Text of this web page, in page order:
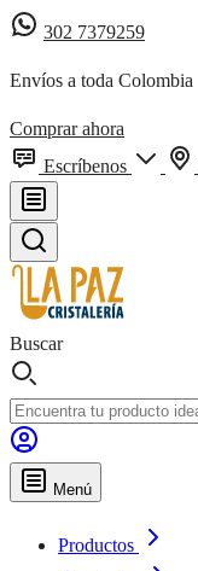
302 7379259
Envíos a toda Colombia
Comprar ahora
Escríbenos
Buscar
Menú
Productos